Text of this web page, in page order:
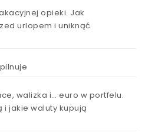
opieki. Jak
urlopem i uniknąć
walizka i… euro w portfelu.
i jakie waluty kupują